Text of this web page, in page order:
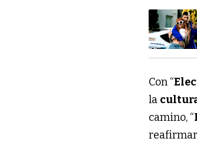
Con “
la
camino, “
reafirmar